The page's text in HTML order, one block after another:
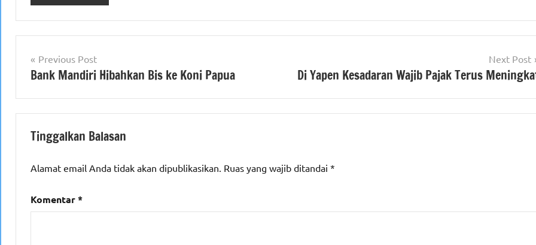
Navigasi
pos
Previous Post
Bank Mandiri Hibahkan Bis ke Koni Papua
Next Post
Di Yapen Kesadaran Wajib Pajak Terus
Tinggalkan Balasan
Alamat email Anda tidak akan dipublikasikan. Ruas yang wajib ditandai *
Komentar*